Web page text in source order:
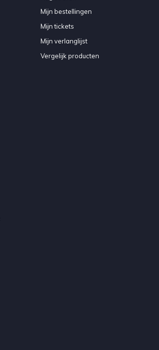
Mijn bestellingen
Mijn tickets
Mijn verlanglijst
Vergelijk producten